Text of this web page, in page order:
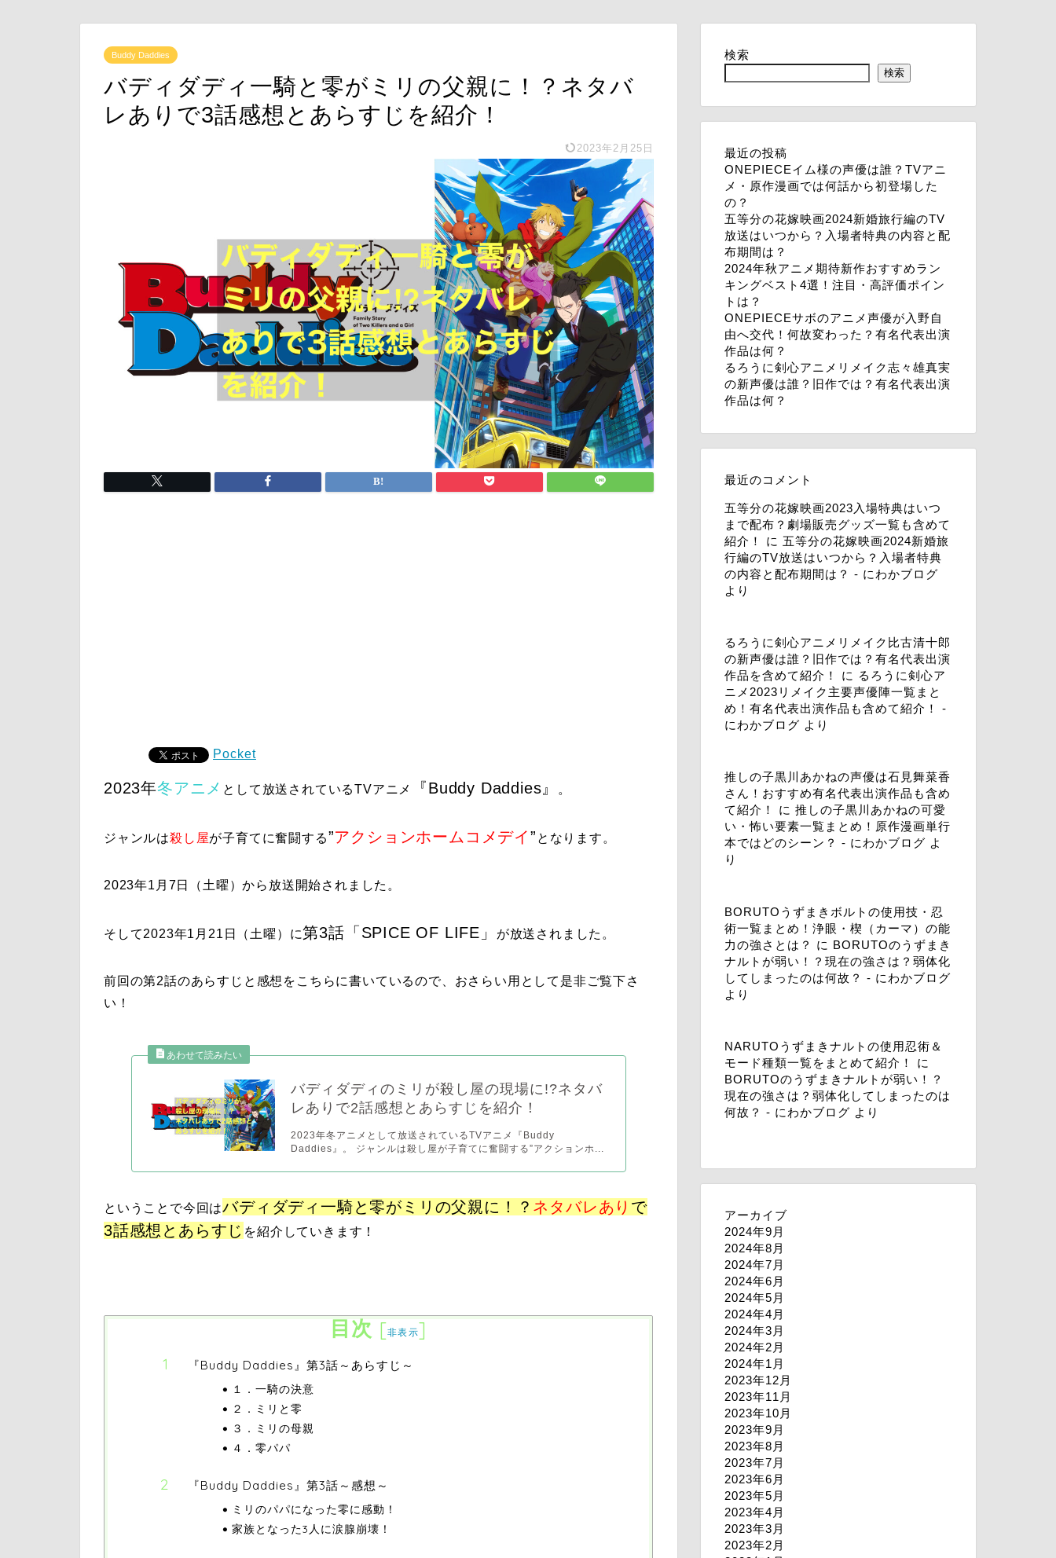
Buddy Daddies
バディダディ一騎と零がミリの父親に！？ネタバ
レありで3話感想とあらすじを紹介！
2023年2月25日
Pocket
2023年冬アニメ として放送されているTVアニメ 『Buddy Daddies 』 。
ジャンルは殺し屋が子育てに奮闘する”アクションホームコメデイ” となります。
2023年1月7日（土曜）から放送開始されました。
そして2023年1月21日（土曜）に第3話 「SPICE OF LIFE 」 が放送されました。
前回の第2話のあらすじと感想をこちらに書いているので、おさらい用として是非ご覧下さ
い！
バディダディのミリが殺し屋の現場に!?ネタバ
レありで2話感想とあらすじを紹介！
2023年冬アニメとして放送されているTVアニメ『Buddy
Daddies』。 ジャンルは殺し屋が子育てに奮闘する”アクションホ...
ということで今回はバディダディ一騎と零がミリの父親に！？ ネタバレあり で
3話感想とあらすじ を紹介していきます！
目次 [非表示]
『Buddy Daddies』第3話～あらすじ～
１．一騎の決意
２．ミリと零
３．ミリの母親
４．零パパ
『Buddy Daddies』第3話～感想～
ミリのパパになった零に感動！
家族となった3人に涙腺崩壊！
検索
検索
最近の投稿
ONEPIECEイム様の声優は誰？TVアニ
メ・原作漫画では何話から初登場した
の？
五等分の花嫁映画2024新婚旅行編のTV
放送はいつから？入場者特典の内容と配
布期間は？
2024年秋アニメ期待新作おすすめラン
キングベスト4選！注目・高評価ポイン
トは？
ONEPIECEサボのアニメ声優が入野自
由へ交代！何故変わった？有名代表出演
作品は何？
るろうに剣心アニメリメイク志々雄真実
の新声優は誰？旧作では？有名代表出演
作品は何？
最近のコメント
五等分の花嫁映画2023入場特典はいつ
まで配布？劇場販売グッズ一覧も含めて
紹介！
に 五等分の花嫁映画2024新婚旅
行編のTV放送はいつから？入場者特典
の内容と配布期間は？ - にわかブログ
より
るろうに剣心アニメリメイク比古清十郎
の新声優は誰？旧作では？有名代表出演
作品を含めて紹介！
に るろうに剣心ア
ニメ2023リメイク主要声優陣一覧まと
め！有名代表出演作品も含めて紹介！ -
にわかブログ より
推しの子黒川あかねの声優は石見舞菜香
さん！おすすめ有名代表出演作品も含め
て紹介！
に 推しの子黒川あかねの可愛
い・怖い要素一覧まとめ！原作漫画単行
本ではどのシーン？ - にわかブログ よ
り
BORUTOうずまきボルトの使用技・忍
術一覧まとめ！浄眼・楔（カーマ）の能
力の強さとは？
に BORUTOのうずまき
ナルトが弱い！？現在の強さは？弱体化
してしまったのは何故？ - にわかブログ
より
NARUTOうずまきナルトの使用忍術＆
モード種類一覧をまとめて紹介！
に
BORUTOのうずまきナルトが弱い！？
現在の強さは？弱体化してしまったのは
何故？ - にわかブログ より
アーカイブ
2024年9月
2024年8月
2024年7月
2024年6月
2024年5月
2024年4月
2024年3月
2024年2月
2024年1月
2023年12月
2023年11月
2023年10月
2023年9月
2023年8月
2023年7月
2023年6月
2023年5月
2023年4月
2023年3月
2023年2月